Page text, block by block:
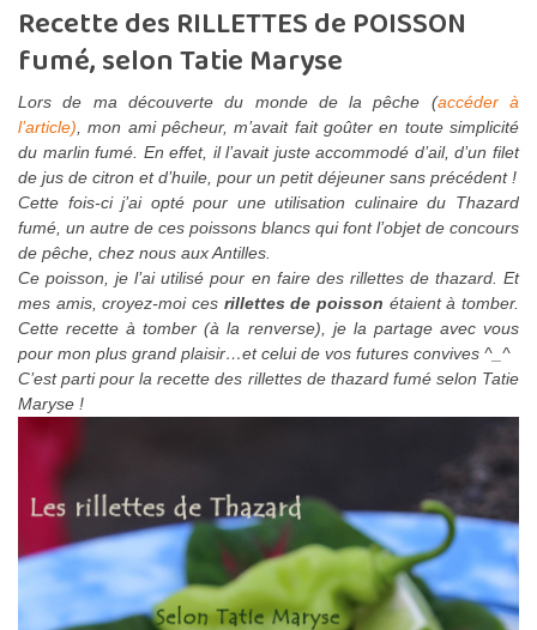
Recette des RILLETTES de POISSON
fumé, selon Tatie Maryse
Lors de ma découverte du monde de la pêche (accéder à
l’article) , mon ami pêcheur, m’avait fait goûter en toute simplicité
du marlin fumé. En effet, il l’avait juste accommodé d’ail, d’un filet
de jus de citron et d’huile, pour un petit déjeuner sans précédent !
Cette fois-ci j’ai opté pour une utilisation culinaire du Thazard
fumé, un autre de ces poissons blancs qui font l’objet de concours
de pêche, chez nous aux Antilles.
Ce poisson, je l’ai utilisé pour en faire des rillettes de thazard. Et
mes amis, croyez-moi ces rillettes de poisson étaient à tomber.
Cette recette à tomber (à la renverse), je la partage avec vous
pour mon plus grand plaisir…et celui de vos futures convives ^_^
C’est parti pour la recette des rillettes de thazard fumé selon Tatie
Maryse !